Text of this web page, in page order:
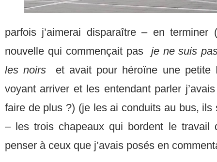
parfois j’aimerai disparaître – en terminer (
nouvelle qui commençait pas
je ne suis
les noirs
et avait pour héroïne une petite
voyant arriver et les entendant parler
faire de plus ?) (je les ai conduits au bus, ils
– les trois chapeaux qui bordent le travail
penser à ceux que j’avais posés en